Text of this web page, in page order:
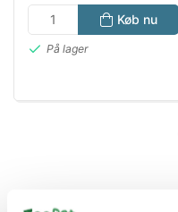
Køb nu
På lager